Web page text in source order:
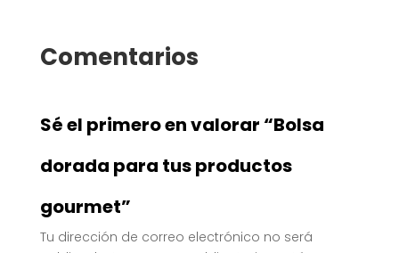
Comentarios
Sé el primero en valorar “Bolsa
dorada para tus productos
gourmet”
Tu dirección de correo electrónico no será